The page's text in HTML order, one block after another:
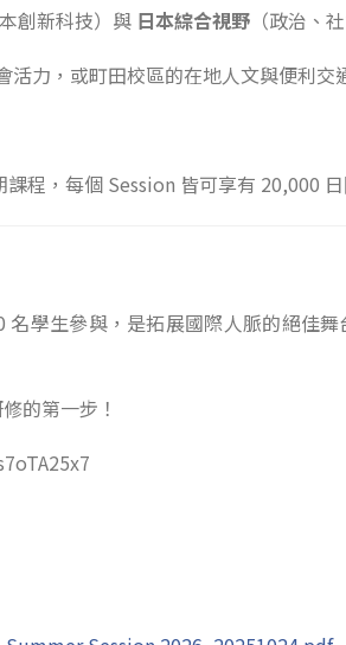
創新科技）與 日本綜合視野（政治、
活力，或町田校區的在地人文與便利交
程，每個 Session 皆可享有 20,000
學生參與，是拓展國際人脈的絕佳
的第一步！